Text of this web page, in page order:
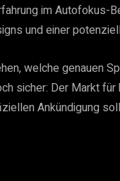
im Autofokus-
und einer
welche genauen
sicher: Der Markt
Ankündigung